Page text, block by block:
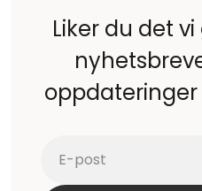
Liker du det
oppdateringer